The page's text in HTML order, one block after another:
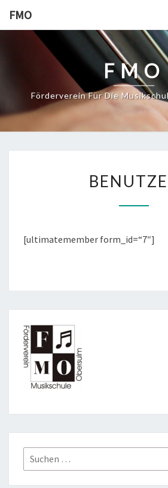
FMO
FMO
Förderverein Für Die
[ultimatemember form_id=“7″]
Suchen
nach: